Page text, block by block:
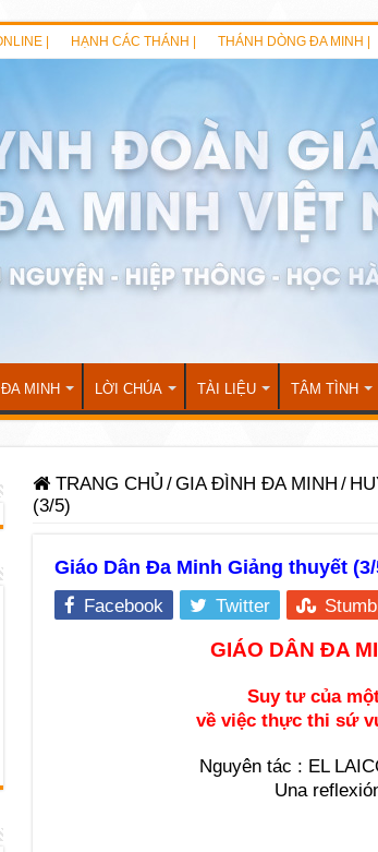
| HẠNH CÁC THÁNH | THÁNH DÒNG ĐA MINH |
MINH LỜI CHÚA TÀI LIỆU TÂM TÌNH
TRANG CHỦ /GIA ĐÌNH ĐA MINH /
(3/5)
Giáo Dân Đa Minh Giảng thuyết (3/
Facebook Twitter
GIÁO DÂN ÐA
Suy tư của
về việc thực thi sứ
Nguyên tác : EL
Una